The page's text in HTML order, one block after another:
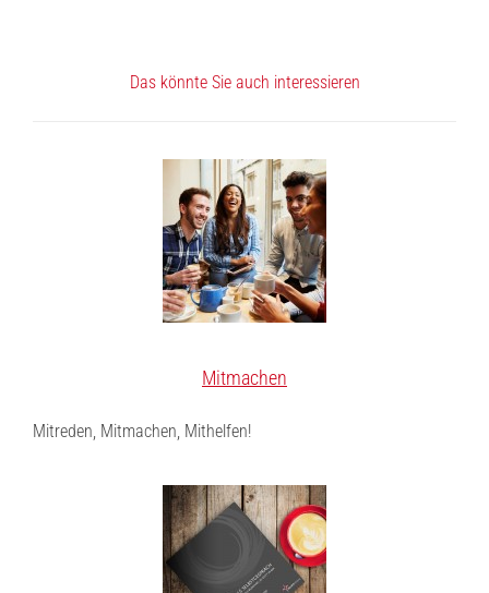
Das könnte Sie auch interessieren
Mitmachen
Mitreden, Mitmachen, Mithelfen!